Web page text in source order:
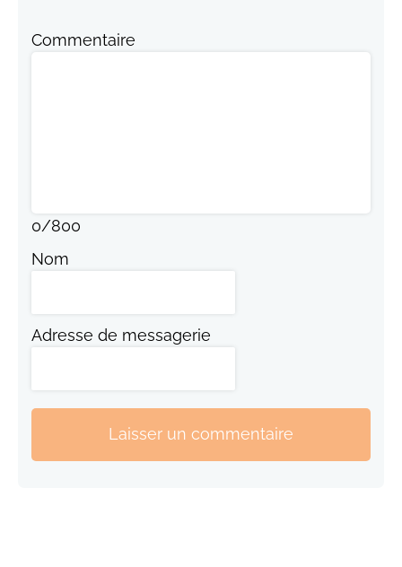
Commentaire
0/800
Nom
Adresse de messagerie
Laisser un commentaire